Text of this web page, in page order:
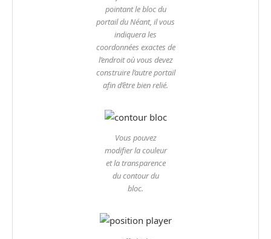
pointant le bloc du
portail du Néant, il vous
indiquera les
coordonnées exactes de
l’endroit où vous devez
construire l’autre portail
afin d’être bien relié.
Vous pouvez
modifier la couleur
et la transparence
du contour du
bloc.